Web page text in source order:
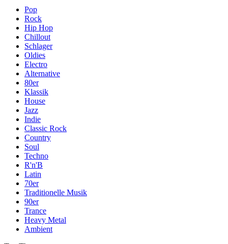
Pop
Rock
Hip Hop
Chillout
Schlager
Oldies
Electro
Alternative
80er
Klassik
House
Jazz
Indie
Classic Rock
Country
Soul
Techno
R'n'B
Latin
70er
Traditionelle Musik
90er
Trance
Heavy Metal
Ambient